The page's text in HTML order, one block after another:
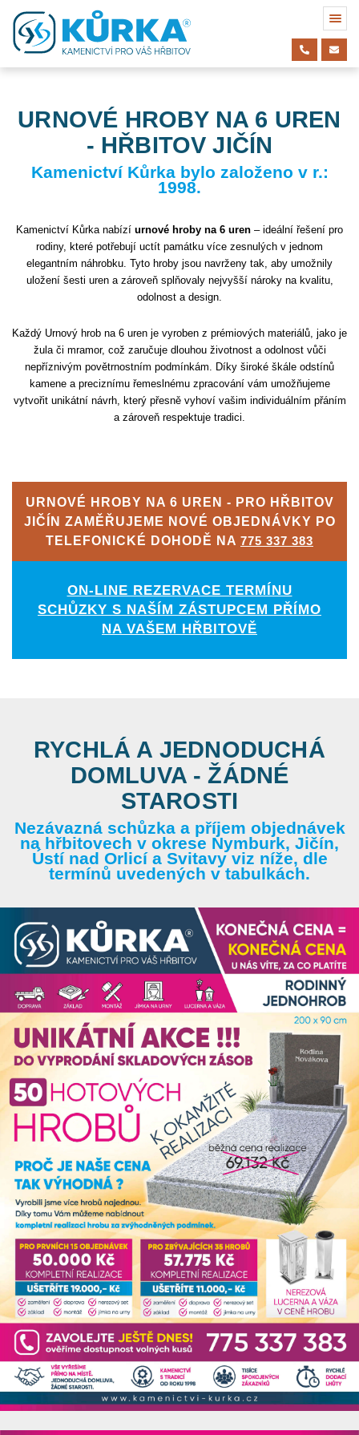
URNOVÉ HROBY NA 6 UREN
- HŘBITOV JIČÍN
Kamenictví Kůrka bylo založeno v r.:
1998.
Kamenictví Kůrka nabízí urnové hroby na 6 uren – ideální řešení pro
rodiny, které potřebují uctít památku více zesnulých v jednom
elegantním náhrobku. Tyto hroby jsou navrženy tak, aby umožnily
uložení šesti uren a zároveň splňovaly nejvyšší nároky na kvalitu,
odolnost a design.
Každý Urnový hrob na 6 uren je vyroben z prémiových materiálů, jako je
žula či mramor, což zaručuje dlouhou životnost a odolnost vůči
nepříznivým povětrnostním podmínkám. Díky široké škále odstínů
kamene a preciznímu řemeslnému zpracování vám umožňujeme
vytvořit unikátní návrh, který přesně vyhoví vašim individuálním přáním
a zároveň respektuje tradici.
URNOVÉ HROBY NA 6 UREN - PRO HŘBITOV
JIČÍN ZAMĚŘUJEME NOVÉ OBJEDNÁVKY PO
TELEFONICKÉ DOHODĚ NA 775 337 383
ON-LINE REZERVACE TERMÍNU
SCHŮZKY S NAŠÍM ZÁSTUPCEM PŘÍMO
NA VAŠEM HŘBITOVĚ
RYCHLÁ A JEDNODUCHÁ
DOMLUVA - ŽÁDNÉ
STAROSTI
Nezávazná schůzka a příjem objednávek
na hřbitovech v okrese Nymburk, Jičín,
Ústí nad Orlicí a Svitavy viz níže, dle
termínů uvedených v tabulkách.